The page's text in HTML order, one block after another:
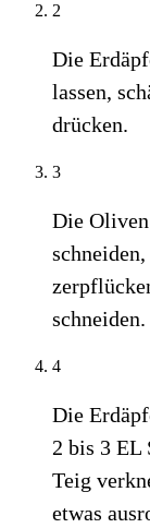
2
Die
lassen,
drücken.
3
Die
schneiden.
4
Die
2 bis 3 EL
Teig
etwas